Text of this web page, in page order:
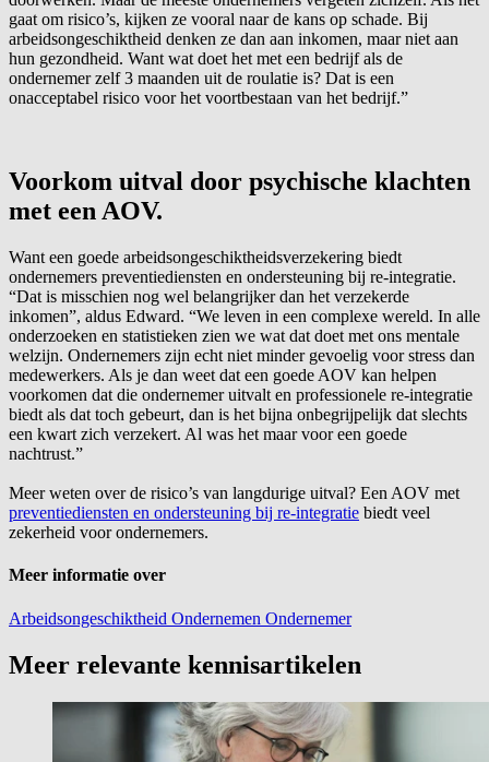
gaat om risico’s, kijken ze vooral naar de kans op schade. Bij
arbeidsongeschiktheid denken ze dan aan inkomen, maar niet aan
hun gezondheid. Want wat doet het met een bedrijf als de
ondernemer zelf 3 maanden uit de roulatie is? Dat is een
onacceptabel risico voor het voortbestaan van het bedrijf.”
Voorkom uitval door psychische klachten
met een AOV.
Want een goede arbeidsongeschiktheidsverzekering biedt
ondernemers preventiediensten en ondersteuning bij re-integratie.
“Dat is misschien nog wel belangrijker dan het verzekerde
inkomen”, aldus Edward. “We leven in een complexe wereld. In alle
onderzoeken en statistieken zien we wat dat doet met ons mentale
welzijn. Ondernemers zijn echt niet minder gevoelig voor stress dan
medewerkers. Als je dan weet dat een goede AOV kan helpen
voorkomen dat die ondernemer uitvalt en professionele re-integratie
biedt als dat toch gebeurt, dan is het bijna onbegrijpelijk dat slechts
een kwart zich verzekert. Al was het maar voor een goede
nachtrust.”
Meer weten over de risico’s van langdurige uitval? Een AOV met
preventiediensten en ondersteuning bij re-integratie biedt veel
zekerheid voor ondernemers.
Meer informatie over
Arbeidsongeschiktheid Ondernemen Ondernemer
Meer relevante kennisartikelen